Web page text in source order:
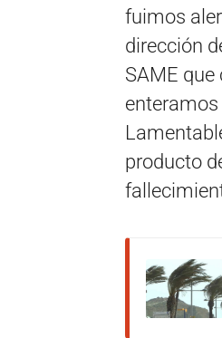
fuimos
dirección
SAME
producto